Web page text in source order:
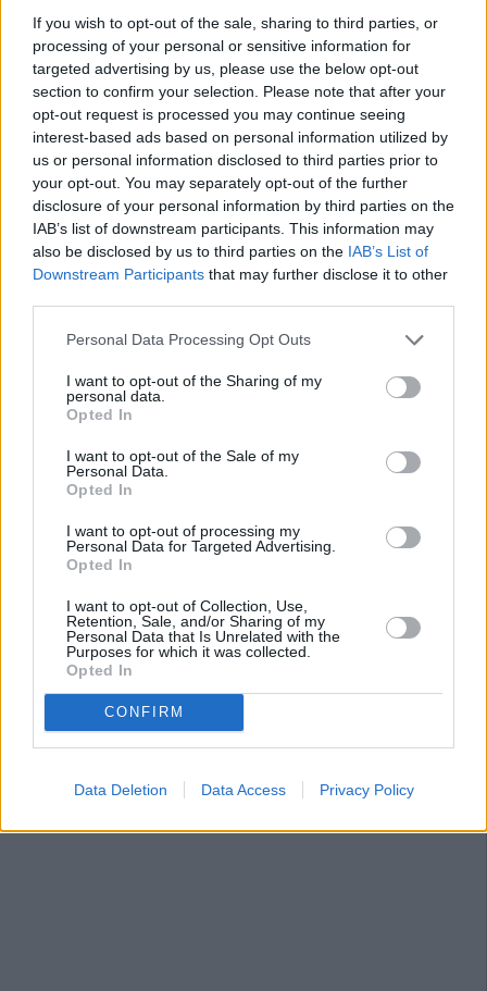
If you wish to opt-out of the sale, sharing to third parties, or
processing of your personal or sensitive information for
targeted advertising by us, please use the below opt-out
section to confirm your selection. Please note that after your
opt-out request is processed you may continue seeing
interest-based ads based on personal information utilized by
us or personal information disclosed to third parties prior to
your opt-out. You may separately opt-out of the further
disclosure of your personal information by third parties on the
IAB’s list of downstream participants. This information may
also be disclosed by us to third parties on the IAB’s List of
Downstream Participants that may further disclose it to other
Personal Data Processing Opt Outs
I want to opt-out of the Sharing of my
personal data.
Opted In
I want to opt-out of the Sale of my
Personal Data.
Opted In
I want to opt-out of processing my
Personal Data for Targeted Advertising.
Opted In
I want to opt-out of Collection, Use,
Retention, Sale, and/or Sharing of my
Personal Data that Is Unrelated with the
Purposes for which it was collected.
Opted In
CONFIRM
Data Deletion Data Access Privacy Policy
Acompañado del secretario provincial, Francisco Reyes, a
las diez menos cuarto de la mañana, Manuel Fernández
Palomino, se reunía con el líder de Comisiones Obreras en
Jaén, José Moral. Poco más de una hora y media después
tuvo un encuentro con el presidente de la asociación
“Caminamos”, Manuel Salazar, ante el que se
comprometió a impulsar, desde el Ayuntamiento, un
“cierre de filas institucional para la integración laboral de
las personas con discapacidad, especialmente intelectual”.
Por la tarde, en un acto en la UPM, Fernández Palomino
presentó su programa electoral a diferentes colectivos
Antonio Hernando, que destacó: “Donde otros plantean un
gobierno de ‘conmigo o contra mí’, Manolo ha apostado
por trabajar compromisos para hacer una gestión
municipal ‘contigo y para ti”.
El principal acto hoy del PSOE en la provincia es la
celebración, en Martos, del Día de la Rosa, al que asiste